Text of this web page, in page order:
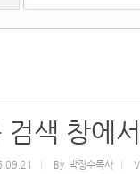
검색 창에
By 박정수목사